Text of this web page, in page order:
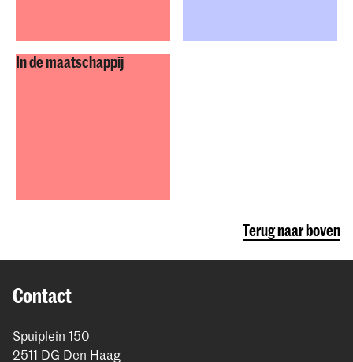
In de maatschappij
Terug naar boven
Contact
Spuiplein 150
2511 DG Den Haag